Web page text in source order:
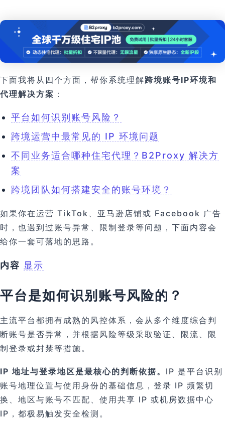
下面我将从四个方面，帮你系统理解跨境账号IP环境和
代理解决方案 ：
平台如何识别账号风险？
跨境运营中最常见的 IP 环境问题
不同业务适合哪种住宅代理？B2Proxy 解决方
案
跨境团队如何搭建安全的账号环境？
如果你在运营 TikTok、亚马逊店铺或 Facebook 广告
时，也遇到过账号异常、限制登录等问题，下面内容会
给你一套可落地的思路。
内容 显示
平台是如何识别账号风险的？
主流平台都拥有成熟的风控体系，会从多个维度综合判
断账号是否异常，并根据风险等级采取验证、限流、限
制登录或封禁等措施。
IP 地址与登录地区是最核心的判断依据。 IP 是平台识别
账号地理位置与使用身份的基础信息，登录 IP 频繁切
换、地区与账号不匹配、使用共享 IP 或机房数据中心
IP，都极易触发安全检测。